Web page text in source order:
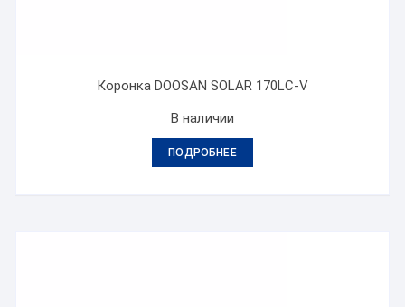
Коронка DOOSAN SOLAR 170LC-V
В наличии
ПОДРОБНЕЕ